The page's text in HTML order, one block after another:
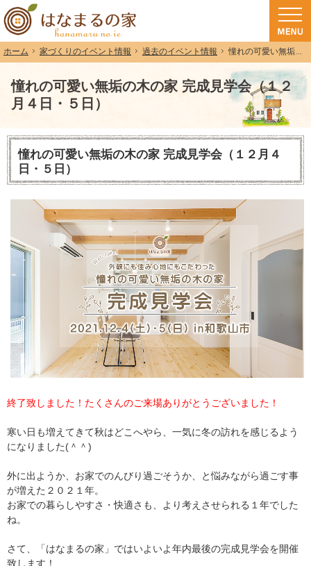
ホーム 家づくりのイベント情報 過去のイベント情報 憧れの可愛い無垢の木の家 完成見学会（１２月４日・５日）
憧れの可愛い無垢の木の家 完成見学会（１２
月４日・５日）
和歌山（和歌山市・岩出市・海南市・紀の川市）で注文住宅(長期優良住宅・
注文住宅・高気密高断熱・長期優良住宅・ZEH・耐震なら（和歌山・和歌山市）
憧れの可愛い無垢の木の家 完成見学会（１２月４
日・５日）
終了致しました！たくさんのご来場ありがとうございました！
寒い日も増えてきて秋はどこへやら、一気に冬の訪れを感じるよう
になりました(＾＾)
外に出ようか、お家でのんびり過ごそうか、と悩みながら過ごす事
が増えた２０２１年。
お家での暮らしやすさ・快適さも、より考えさせられる１年でした
ね。
さて、「はなまるの家」ではいよいよ年内最後の完成見学会を開催
致します！